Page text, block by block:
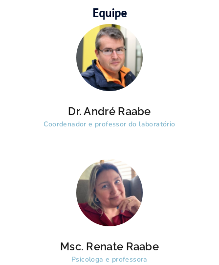
Equipe
Dr. André Raabe
Coordenador e professor do laboratório
Msc. Renate Raabe
Psicologa e professora